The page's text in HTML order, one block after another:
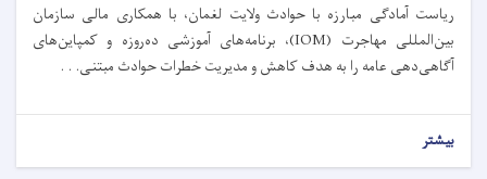
ریاست آمادگی مبارزه با حوادث ولایت لغمان، با همکاری مالی سازمان
بین‌المللی مهاجرت (IOM)، برنامه‌های آموزشی ده‌روزه و کمپاین‌های
آگاهی‌دهی عامه را به هدف کاهش و مدیریت خطرات حوادث مبتنی. . .
بیشتر